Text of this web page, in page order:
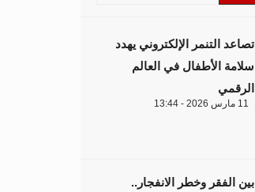
تصاعد التنمر الإلكتروني يهدد
سلامة الأطفال في العالم
الرقمي
11 مارس 2026 - 13:44
بين الفقر وخطر الانفجار..